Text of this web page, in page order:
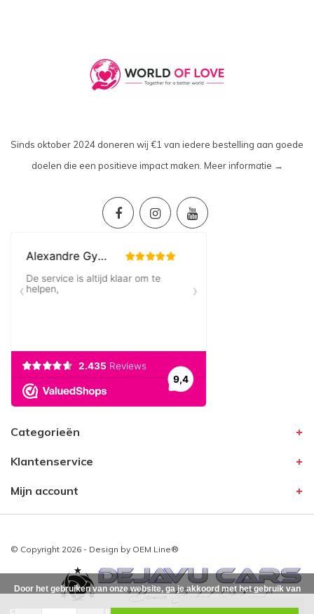
Sinds oktober 2024 doneren wij €1 van iedere bestelling aan goede
doelen die een positieve impact maken. Meer informatie →
Categorieën
Klantenservice
Mijn account
© Copyright 2026 - Design by OEM Line®
Door het gebruiken van onze website, ga je akkoord met het gebruik van
cookies om onze website te verbeteren.